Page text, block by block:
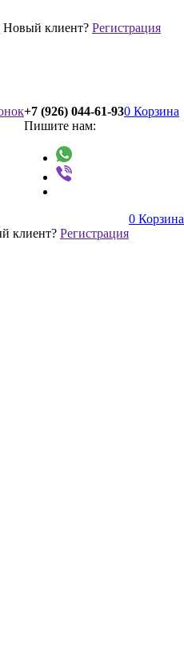
Новый клиент? Регистрация
+7 (926) 044-61-93
Пишите нам:
0 Корзина
клиент? Регистрация
0 Корзина